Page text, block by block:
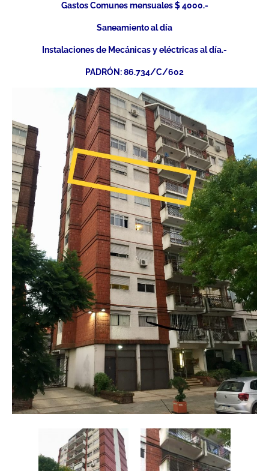
Gastos Comunes mensuales $ 4000.-
Saneamiento al día
Instalaciones de Mecánicas y eléctricas al día.-
PADRÓN: 86.734/C/602